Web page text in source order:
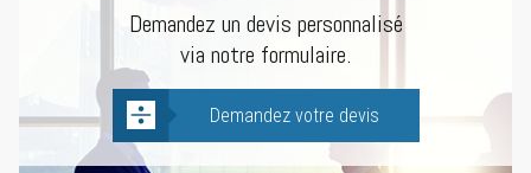
Demandez un devis personnalisé
via notre formulaire.
Demandez votre devis